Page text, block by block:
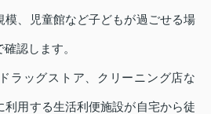
模、児童館など子どもが過ごせる場
認します。
ラッグストア、クリーニング店な
利用する生活利便施設が自宅から徒